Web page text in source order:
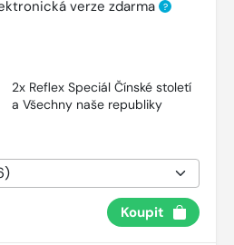
verze zdarma ?
2x Reflex Speciál Čínské století
a Všechny naše republiky
Koupit